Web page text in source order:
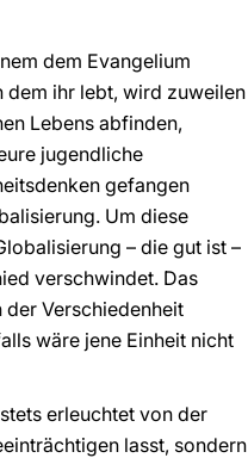
dem Evangelium
dem ihr lebt, wird zuweilen
Lebens abfinden,
jugendliche
gefangen
Um diese
– die gut ist –
verschwindet. Das
der Verschiedenheit
wäre jene Einheit nicht
erleuchtet von der
lasst, sondern